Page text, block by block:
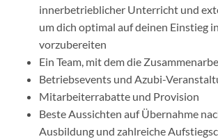
innerbetrieblicher Unterricht und
um dich optimal auf deinen Einstieg
vorzubereiten
Ein Team, mit dem die
Betriebsevents und Azubi-
Mitarbeiterrabatte und Provision
Beste Aussichten auf Übernahme
Ausbildung und zahlreiche